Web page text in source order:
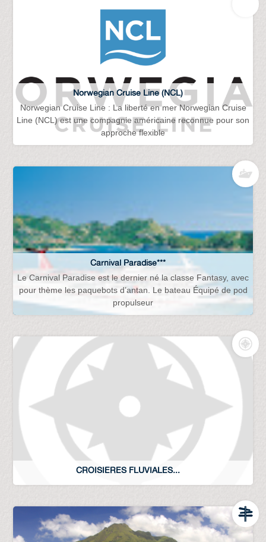
Norwegian Cruise Line (NCL)
Norwegian Cruise Line : La liberté en mer Norwegian Cruise
Line (NCL) est une compagnie américaine reconnue pour son
approche flexible
Carnival Paradise***
Le Carnival Paradise est le dernier né la classe Fantasy, avec
pour thème les paquebots d’antan. Le bateau Équipé de pod
propulseur
CROISIERES FLUVIALES...